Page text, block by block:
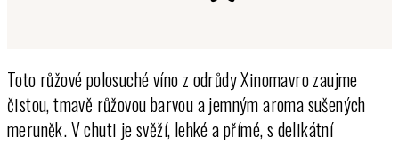
Toto růžové polosuché víno z odrůdy Xinomavro zaujme
čistou, tmavě růžovou barvou a jemným aroma sušených
meruněk. V chuti je svěží, lehké a přímé, s delikátní